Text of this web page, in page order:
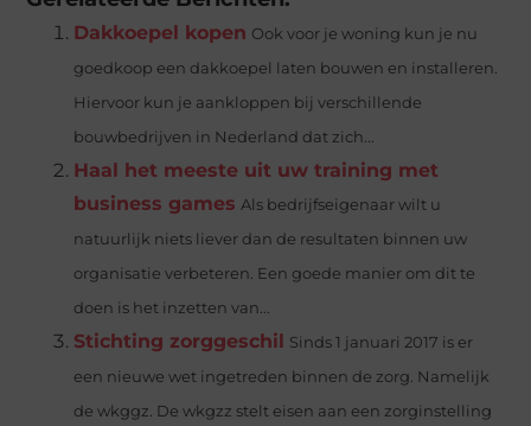
Dakkoepel kopen Ook voor je woning kun je nu
goedkoop een dakkoepel laten bouwen en installeren.
Hiervoor kun je aankloppen bij verschillende
bouwbedrijven in Nederland dat zich...
Haal het meeste uit uw training met
business games Als bedrijfseigenaar wilt u
natuurlijk niets liever dan de resultaten binnen uw
organisatie verbeteren. Een goede manier om dit te
doen is het inzetten van...
Stichting zorggeschil Sinds 1 januari 2017 is er
een nieuwe wet ingetreden binnen de zorg. Namelijk
de wkggz. De wkgzz stelt eisen aan een zorginstelling